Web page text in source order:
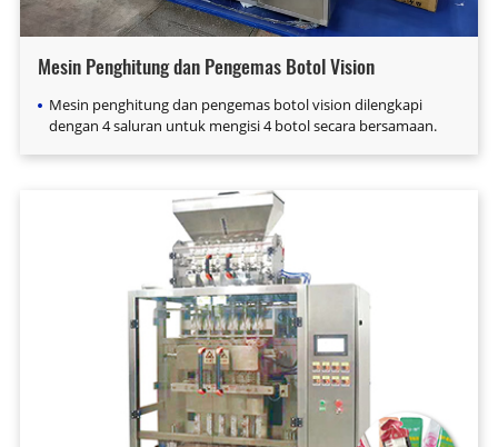
Mesin Penghitung dan Pengemas Botol Vision
Mesin penghitung dan pengemas botol vision dilengkapi
dengan 4 saluran untuk mengisi 4 botol secara bersamaan.